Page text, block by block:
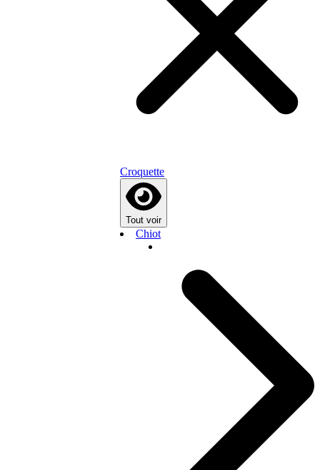
Croquette
Tout voir
Chiot